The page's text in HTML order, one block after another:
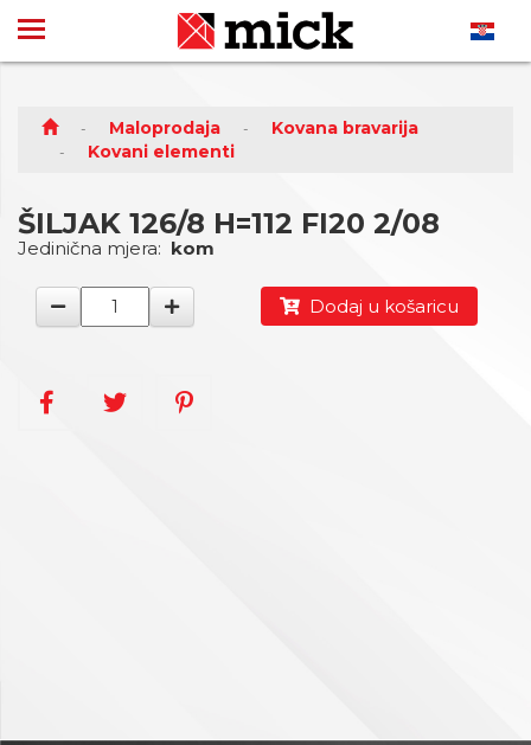
Maloprodaja
Kovana bravarija
Kovani elementi
ŠILJAK 126/8 H=112 FI20 2/08
Jedinična mjera: kom
Dodaj u košaricu